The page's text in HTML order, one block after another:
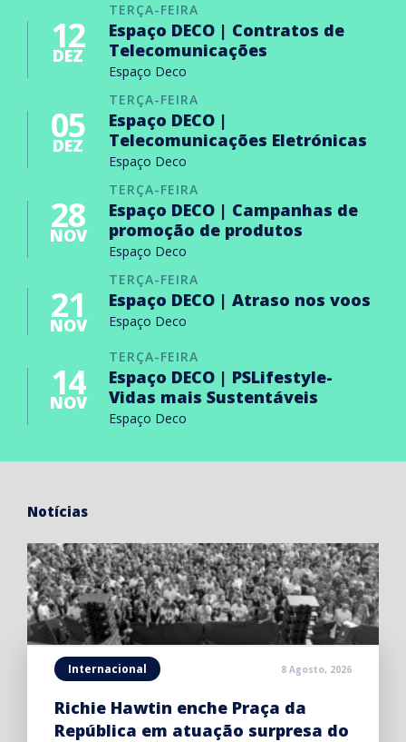
TERÇA-FEIRA
12
DEZ
Espaço DECO | Contratos de
Telecomunicações
Espaço Deco
TERÇA-FEIRA
05
DEZ
Espaço DECO |
Telecomunicações Eletrónicas
Espaço Deco
TERÇA-FEIRA
28
NOV
Espaço DECO | Campanhas de
promoção de produtos
Espaço Deco
TERÇA-FEIRA
21
NOV
Espaço DECO | Atraso nos voos
Espaço Deco
TERÇA-FEIRA
14
NOV
Espaço DECO | PSLifestyle-
Vidas mais Sustentáveis
Espaço Deco
Notícias
Internacional 8 Agosto, 2026
Richie Hawtin enche Praça da
República em atuação surpresa do